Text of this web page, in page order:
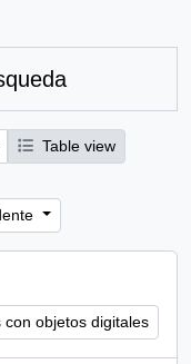
Table view
objetos digitales